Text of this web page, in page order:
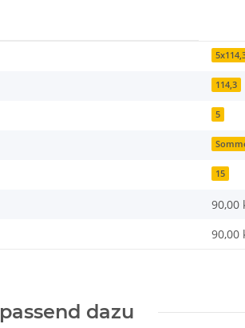
114,3
5
15
90,00
90,00
passend dazu